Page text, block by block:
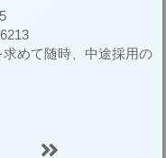
めて随時、中途採用の